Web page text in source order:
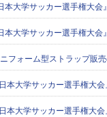
本大学サッカー選手権大
本大学サッカー選手権大会
フォーム型ストラップ販
日本大学サッカー選手権大
日本大学サッカー選手権大